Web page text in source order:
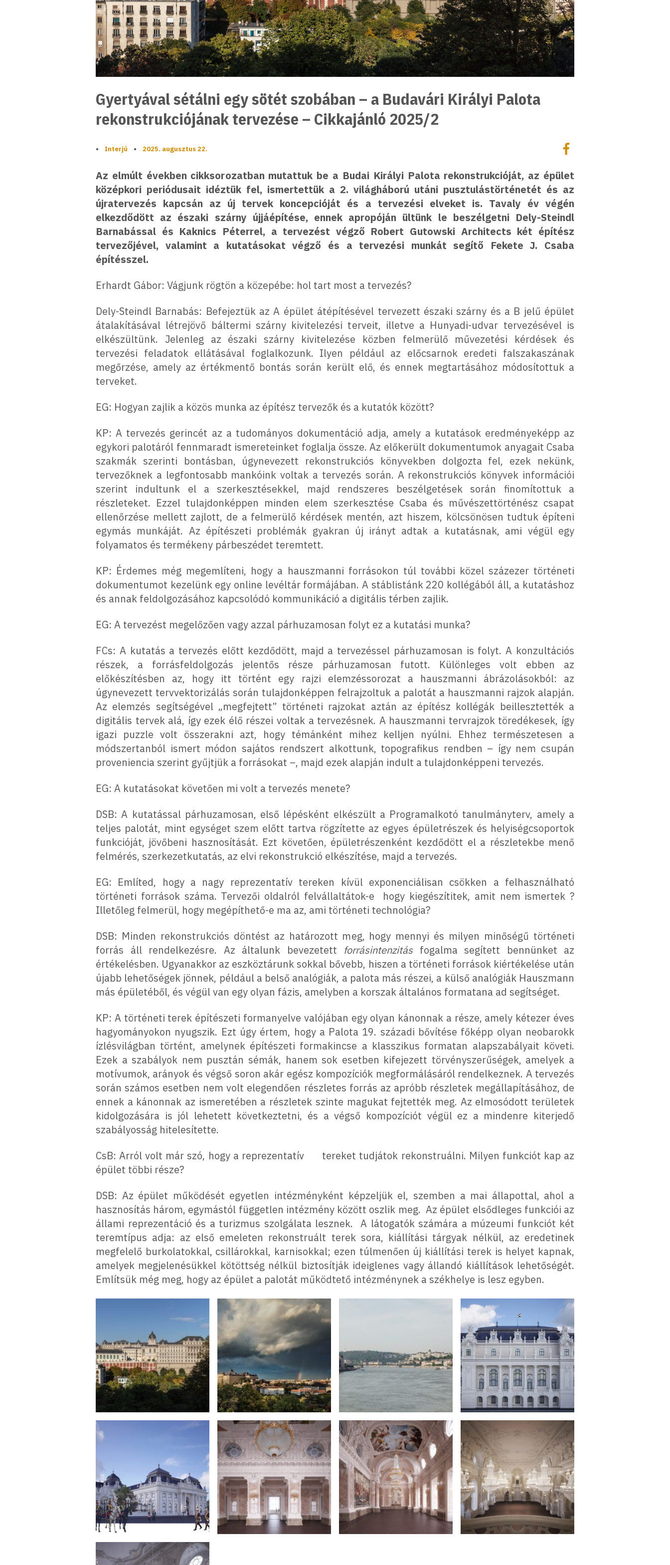
Gyertyával sétálni egy sötét szobában – a Budavári Királyi Palota
rekonstrukciójának tervezése – Cikkajánló 2025/2
• Interjú • 2025. augusztus 22.
Megosztás
Megosztás Facebookon
Az elmúlt években cikksorozatban mutattuk be a Budai Királyi Palota rekonstrukcióját, az épület
középkori periódusait idéztük fel, ismertettük a 2. világháború utáni pusztulástörténetét és az
újratervezés kapcsán az új tervek koncepcióját és a tervezési elveket is. Tavaly év végén
elkezdődött az északi szárny újjáépítése, ennek apropóján ültünk le beszélgetni Dely-Steindl
Barnabással és Kaknics Péterrel, a tervezést végző Robert Gutowski Architects két építész
tervezőjével, valamint a kutatásokat végző és a tervezési munkát segítő Fekete J. Csaba
építésszel.
Erhardt Gábor: Vágjunk rögtön a közepébe: hol tart most a tervezés?
Dely-Steindl Barnabás: Befejeztük az A épület átépítésével tervezett északi szárny és a B jelű épület
átalakításával létrejövő báltermi szárny kivitelezési terveit, illetve a Hunyadi-udvar tervezésével is
elkészültünk. Jelenleg az északi szárny kivitelezése közben felmerülő művezetési kérdések és
tervezési feladatok ellátásával foglalkozunk. Ilyen például az előcsarnok eredeti falszakaszának
megőrzése, amely az értékmentő bontás során került elő, és ennek megtartásához módosítottuk a
terveket.
EG: Hogyan zajlik a közös munka az építész tervezők és a kutatók között?
KP: A tervezés gerincét az a tudományos dokumentáció adja, amely a kutatások eredményeképp az
egykori palotáról fennmaradt ismereteinket foglalja össze. Az előkerült dokumentumok anyagait Csaba
szakmák szerinti bontásban, úgynevezett rekonstrukciós könyvekben dolgozta fel, ezek nekünk,
tervezőknek a legfontosabb mankóink voltak a tervezés során. A rekonstrukciós könyvek információi
szerint indultunk el a szerkesztésekkel, majd rendszeres beszélgetések során finomítottuk a
részleteket. Ezzel tulajdonképpen minden elem szerkesztése Csaba és művészettörténész csapat
ellenőrzése mellett zajlott, de a felmerülő kérdések mentén, azt hiszem, kölcsönösen tudtuk építeni
egymás munkáját. Az építészeti problémák gyakran új irányt adtak a kutatásnak, ami végül egy
folyamatos és termékeny párbeszédet teremtett.
KP: Érdemes még megemlíteni, hogy a hauszmanni forrásokon túl további közel százezer történeti
dokumentumot kezelünk egy online levéltár formájában. A stáblistánk 220 kollégából áll, a kutatáshoz
és annak feldolgozásához kapcsolódó kommunikáció a digitális térben zajlik.
EG: A tervezést megelőzően vagy azzal párhuzamosan folyt ez a kutatási munka?
FCs: A kutatás a tervezés előtt kezdődött, majd a tervezéssel párhuzamosan is folyt. A konzultációs
részek, a forrásfeldolgozás jelentős része párhuzamosan futott. Különleges volt ebben az
előkészítésben az, hogy itt történt egy rajzi elemzéssorozat a hauszmanni ábrázolásokból: az
úgynevezett tervvektorizálás során tulajdonképpen felrajzoltuk a palotát a hauszmanni rajzok alapján.
Az elemzés segítségével „megfejtett” történeti rajzokat aztán az építész kollégák beillesztették a
digitális tervek alá, így ezek élő részei voltak a tervezésnek. A hauszmanni tervrajzok töredékesek, így
igazi puzzle volt összerakni azt, hogy témánként mihez kelljen nyúlni. Ehhez természetesen a
módszertanból ismert módon sajátos rendszert alkottunk, topografikus rendben – így nem csupán
proveniencia szerint gyűjtjük a forrásokat –, majd ezek alapján indult a tulajdonképpeni tervezés.
EG: A kutatásokat követően mi volt a tervezés menete?
DSB: A kutatással párhuzamosan, első lépésként elkészült a Programalkotó tanulmányterv, amely a
teljes palotát, mint egységet szem előtt tartva rögzítette az egyes épületrészek és helyiségcsoportok
funkcióját, jövőbeni hasznosítását. Ezt követően, épületrészenként kezdődött el a részletekbe menő
felmérés, szerkezetkutatás, az elvi rekonstrukció elkészítése, majd a tervezés.
EG: Említed, hogy a nagy reprezentatív tereken kívül exponenciálisan csökken a felhasználható
történeti források száma. Tervezői oldalról felvállaltátok-e hogy kiegészítitek, amit nem ismertek ?
Illetőleg felmerül, hogy megépíthető-e ma az, ami történeti technológia?
DSB: Minden rekonstrukciós döntést az határozott meg, hogy mennyi és milyen minőségű történeti
forrás áll rendelkezésre. Az általunk bevezetett forrásintenzitásfogalma segített bennünket az
értékelésben. Ugyanakkor az eszköztárunk sokkal bővebb, hiszen a történeti források kiértékelése után
újabb lehetőségek jönnek, például a belső analógiák, a palota más részei, a külső analógiák Hauszmann
más épületéből, és végül van egy olyan fázis, amelyben a korszak általános formatana ad segítséget.
KP: A történeti terek építészeti formanyelve valójában egy olyan kánonnak a része, amely kétezer éves
hagyományokon nyugszik. Ezt úgy értem, hogy a Palota 19. századi bővítése főképp olyan neobarokk
ízlésvilágban történt, amelynek építészeti formakincse a klasszikus formatan alapszabályait követi.
Ezek a szabályok nem pusztán sémák, hanem sok esetben kifejezett törvényszerűségek, amelyek a
motívumok, arányok és végső soron akár egész kompozíciók megformálásáról rendelkeznek. A tervezés
során számos esetben nem volt elegendően részletes forrás az apróbb részletek megállapításához, de
ennek a kánonnak az ismeretében a részletek szinte magukat fejtették meg. Az elmosódott területek
kidolgozására is jól lehetett következtetni, és a végső kompozíciót végül ez a mindenre kiterjedő
szabályosság hitelesítette.
CsB: Arról volt már szó, hogy a reprezentatív tereket tudjátok rekonstruálni. Milyen funkciót kap az
épület többi része?
DSB: Az épület működését egyetlen intézményként képzeljük el, szemben a mai állapottal, ahol a
hasznosítás három, egymástól független intézmény között oszlik meg. Az épület elsődleges funkciói az
állami reprezentáció és a turizmus szolgálata lesznek. A látogatók számára a múzeumi funkciót két
teremtípus adja: az első emeleten rekonstruált terek sora, kiállítási tárgyak nélkül, az eredetinek
megfelelő burkolatokkal, csillárokkal, karnisokkal; ezen túlmenően új kiállítási terek is helyet kapnak,
amelyek megjelenésükkel kötöttség nélkül biztosítják ideiglenes vagy állandó kiállítások lehetőségét.
Említsük még meg, hogy az épület a palotát működtető intézménynek a székhelye is lesz egyben.